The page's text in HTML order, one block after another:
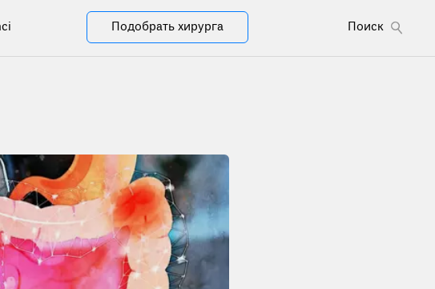
Подобрать хирурга Поиск